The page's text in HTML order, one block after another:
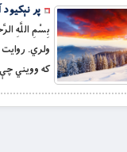
پر نېكيو
بِسْمِ اللَّهِ
ولري.
كه وويني